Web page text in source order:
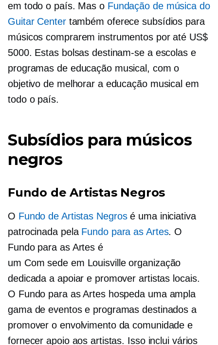
em todo o país. Mas o Fundação de música do
Guitar Centertambém oferece subsídios para
músicos comprarem instrumentos por até US$
5000. Estas bolsas destinam-se a escolas e
programas de educação musical, com o
objetivo de melhorar a educação musical em
todo o país.
Subsídios para músicos
negros
Fundo de Artistas Negros
O Fundo de Artistas Negrosé uma iniciativa
patrocinada pela Fundo para as Artes. O
Fundo para as Artes é
um Com sede em Louisvilleorganização
dedicada a apoiar e promover artistas locais.
O Fundo para as Artes hospeda uma ampla
gama de eventos e programas destinados a
promover o envolvimento da comunidade e
fornecer apoio aos artistas. Isso inclui vários